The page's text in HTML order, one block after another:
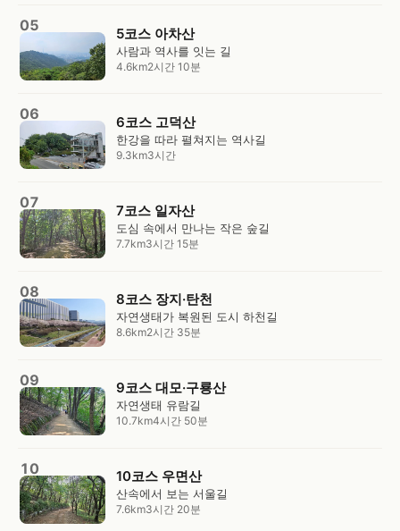
05 5코스 아차산
사람과 역사를 잇는 길
4.6km2시간 10분
06 6코스 고덕산
한강을 따라 펼쳐지는 역사길
9.3km3시간
07 7코스 일자산
도심 속에서 만나는 작은 숲길
7.7km3시간 15분
08 8코스 장지·탄천
자연생태가 복원된 도시 하천길
8.6km2시간 35분
09 9코스 대모·구룡산
자연생태 유람길
10.7km4시간 50분
10 10코스 우면산
산속에서 보는 서울길
7.6km3시간 20분